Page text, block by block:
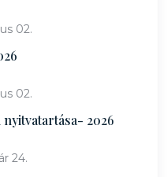
02.
02.
2026
24.